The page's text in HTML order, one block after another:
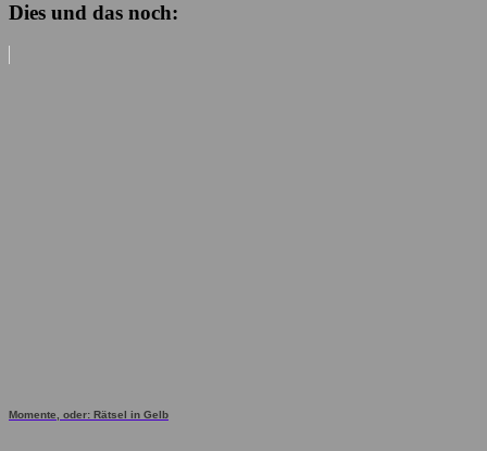
Dies und das noch:
Momente, oder: Rätsel in Gelb